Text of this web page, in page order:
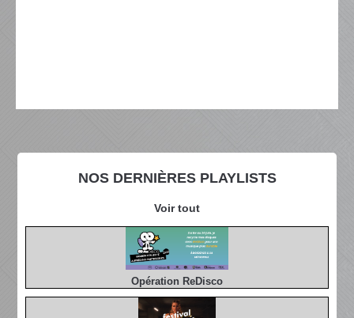
NOS DERNIÈRES PLAYLISTS
Voir tout
Opération ReDisco